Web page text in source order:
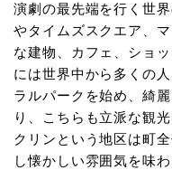
演劇の最先端を行く世
やタイムズスクエア、
な建物、カフェ、ショ
には世界中から多くの
ラルパークを始め、綺
り、こちらも立派な観
クリンという地区は町
し懐かしい雰囲気を味